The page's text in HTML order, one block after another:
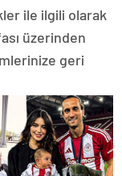
ile ilgili olarak
üzerinden
geri